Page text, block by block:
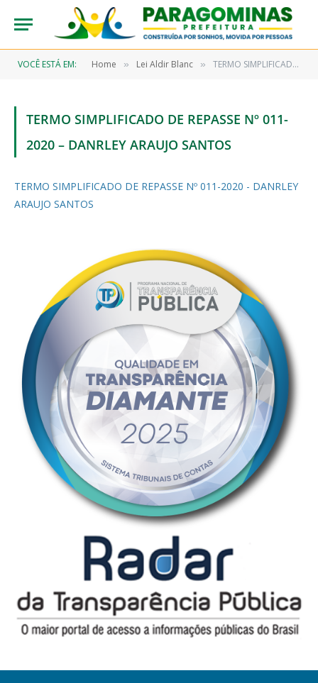
VOCÊ ESTÁ EM: Home » Lei Aldir Blanc » TERMO SIMPLIFICADO DE REPASSE Nº 011-2020 – DANRLEY ARAUJO SANTOS
TERMO SIMPLIFICADO DE REPASSE Nº 011-
2020 – DANRLEY ARAUJO SANTOS
TERMO SIMPLIFICADO DE REPASSE Nº 011-2020 - DANRLEY
ARAUJO SANTOS